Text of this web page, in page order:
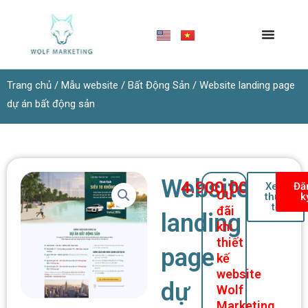
dung
Trang chủ / Mẫu website / Bất Động Sản / Website landing page
dự án bất động sản
Website
landing
page
dự
4.900.000 ₫
Ưu
đãi
khi
thiết
kế
website
Wolf
Xem
thực
tế